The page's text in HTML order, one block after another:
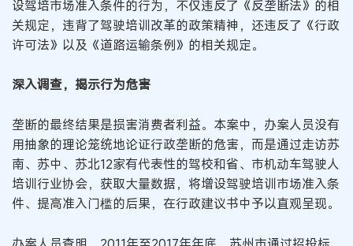
设驾培市场准入条件的行为，不仅违反了《反垄断法》的相
关规定，违背了驾驶培训改革的政策精神，还违反了《行政
许可法》以及《道路运输条例》的相关规定。
深入调查，揭示行为危害
垄断的最终结果是损害消费者利益。本案中，办案人员没有
用抽象的理论笼统地论证行政垄断的危害，而是通过走访苏
南、苏中、苏北12家有代表性的驾校和省、市机动车驾驶人
培训行业协会，获取大量数据，将增设驾驶培训市场准入条
件、提高准入门槛的后果，在行政建议书中予以直观呈现。